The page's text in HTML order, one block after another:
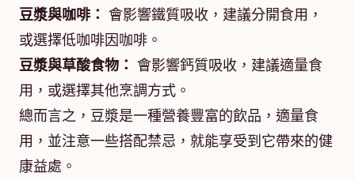
豆漿與咖啡： 會影響鐵質吸收，建議分開食用，
或選擇低咖啡因咖啡。
豆漿與草酸食物： 會影響鈣質吸收，建議適量食
用，或選擇其他烹調方式。
總而言之，豆漿是一種營養豐富的飲品，適量食
用，並注意一些搭配禁忌，就能享受到它帶來的健
康益處。